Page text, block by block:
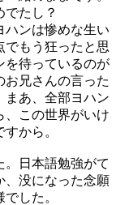
でたし？
ハンは惨めな生い
でもう狂ったと思
を待っているのが
お兄さんの言った
まあ、全部ヨハン
、この世界がいけ
から。
。日本語勉強がて
、没になった念願
した。